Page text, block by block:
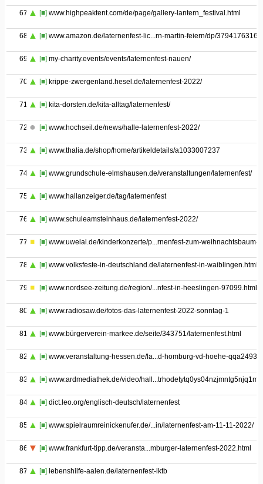
67 [■] www.highpeaktent.com/de/page/gallery-lantern_festival.html
68 [■] www.amazon.de/laternenfest-lic...rn-martin-feiern/dp/3794176316
69 [■] my-charity.events/events/laternenfest-nauen/
70 [■] krippe-zwergenland.hesel.de/laternenfest-2022/
71 [■] kita-dorsten.de/kita-alltag/laternenfest/
72 [■] www.hochseil.de/news/halle-laternenfest-2022/
73 [■] www.thalia.de/shop/home/artikeldetails/a1033007237
74 [■] www.grundschule-elmshausen.de/veranstaltungen/laternenfest/
75 [■] www.hallanzeiger.de/tag/laternenfest
76 [■] www.schuleamsteinhaus.de/laternenfest-2022/
77 [■] www.uwelal.de/kinderkonzerte/p...rnenfest-zum-weihnachtsbaum-
78 [■] www.volksfeste-in-deutschland.de/laternenfest-in-waiblingen.html
79 [■] www.nordsee-zeitung.de/region/...nfest-in-heeslingen-97099.html
80 [■] www.radiosaw.de/fotos-das-laternenfest-2022-sonntag-1
81 [■] www.bürgerverein-markee.de/seite/343751/laternenfest.html
82 [■] www.veranstaltung-hessen.de/la...d-homburg-vd-hoehe-
83 [■] www.ardmediathek.de/video/
84 [■] dict.leo.org/englisch-deutsch/laternenfest
85 [■] www.spielraumreinickenufer.de/...in/laternenfest-am-11-11-2022/
86 [■] www.frankfurt-tipp.de/veransta...mburger-laternenfest-2022.html
87 [■] lebenshilfe-aalen.de/laternenfest-iktb